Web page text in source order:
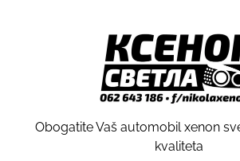
Obogatite Vaš automobil xenon
kvaliteta